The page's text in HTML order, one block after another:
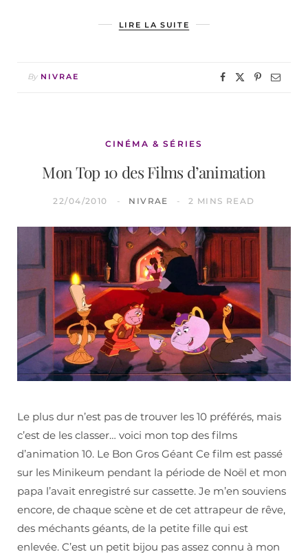
LIRE LA SUITE
By NIVRAE
CINÉMA & SÉRIES
Mon Top 10 des Films d’animation
22/04/2010 NIVRAE 2 MINS READ
Le plus dur n’est pas de trouver les 10 préférés, mais
c’est de les classer… voici mon top des films
d’animation 10. Le Bon Gros Géant Ce film est passé
sur les Minikeum pendant la période de Noël et mon
papa l’avait enregistré sur cassette. Je m’en souviens
encore, de chaque scène et de cet attrapeur de rêve,
des méchants géants, de la petite fille qui est
enlevée. C’est un petit bijou pas assez connu à mon